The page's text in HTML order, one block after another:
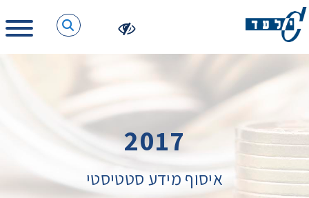
2017
איסוף מידע סטטיסטי